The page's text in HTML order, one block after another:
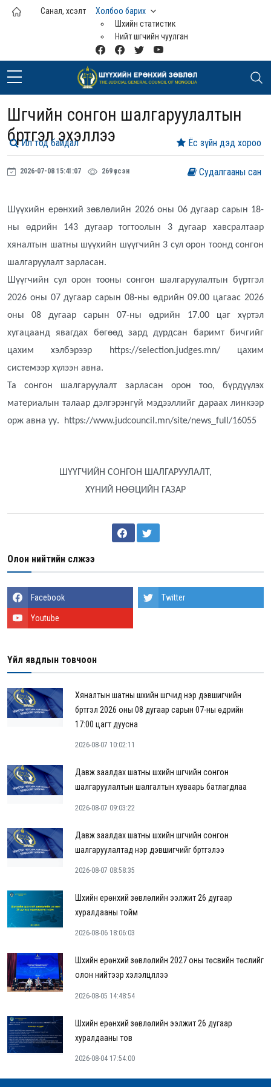
Үндсэн агуулга руу шилжих
Санал, хүсэлт
Холбоо барих
Шүүхийн статистик
Нийт шүүгчийн чуулган
Шүүгчийн сонгон шалгаруулалтын
бүртгэл эхэллээ
2026-07-08 15:41:07 269 үзсэн
Шүүхийн ерөнхий зөвлөлийн 2026 оны 06 дугаар сарын 18-
ны өдрийн 143 дугаар тогтоолын 3 дугаар хавсралтаар
хяналтын шатны шүүхийн шүүгчийн 3 сул орон тоонд сонгон
шалгаруулалт зарласан.
Шүүгчийн сул орон тооны сонгон шалгаруулалтын бүртгэл
2026 оны 07 дугаар сарын 08-ны өдрийн 09.00 цагаас 2026
оны 08 дугаар сарын 07-ны өдрийн 17.00 цаг хүртэл
хугацаанд явагдах бөгөөд зард дурдсан баримт бичгийг
цахим хэлбэрээр https://selection.judges.mn/ цахим
системээр хүлээн авна.
Та сонгон шалгаруулалт зарласан орон тоо, бүрдүүлэх
материалын талаар дэлгэрэнгүй мэдээллийг дараах линкээр
орж авна уу. https://www.judcouncil.mn/site/news_full/16055
ШҮҮГЧИЙН СОНГОН ШАЛГАРУУЛАЛТ,
ХҮНИЙ НӨӨЦИЙН ГАЗАР
Олон нийтийн сүлжээ
Facebook Twitter
Youtube
Үйл явдлын товчоон
Хяналтын шатны шүүхийн шүүгчид нэр дэвшигчийн
бүртгэл 2026 оны 08 дугаар сарын 07-ны өдрийн
17:00 цагт дуусна
2026-08-07 10:02:11
Давж заалдах шатны шүүхийн шүүгчийн сонгон
шалгаруулалтын шалгалтын хуваарь батлагдлаа
2026-08-07 09:03:22
Давж заалдах шатны шүүхийн шүүгчийн сонгон
шалгаруулалтад нэр дэвшигчийг бүртгэлээ
2026-08-07 08:58:35
Шүүхийн ерөнхий зөвлөлийн ээлжит 26 дугаар
хуралдааны тойм
2026-08-06 18:06:03
Шүүхийн ерөнхий зөвлөлийн 2027 оны төсвийн төслийг
олон нийтээр хэлэлцүүллээ
2026-08-05 14:48:54
Шүүхийн ерөнхий зөвлөлийн ээлжит 26 дугаар
хуралдааны тов
2026-08-04 17:54:00
Судалгааны сан
Ёс зүйн дэд хороо
Ил тод байдал